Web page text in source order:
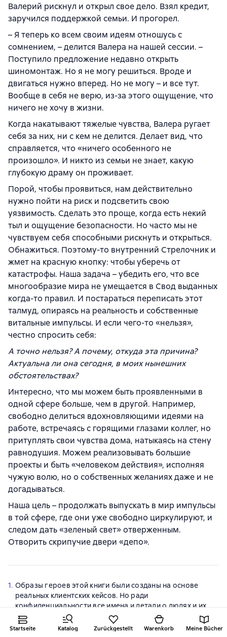
Startseite Katalog Zurückgestellt Warenkorb Meine Bücher
Валерий рискнул и открыл свое дело. Взял кредит,
заручился поддержкой семьи. И прогорел.
– Я теперь ко всем своим идеям отношусь с
сомнением, – делится Валера на нашей сессии. –
Поступило предложение недавно открыть
шиномонтаж. Но я не могу решиться. Вроде и
двигаться нужно вперед. Но не могу – и все тут.
Вообще в себя не верю, из-за этого ощущение, что
ничего не хочу в жизни.
Когда накатывают тяжелые чувства, Валера ругает
себя за них, ни с кем не делится. Делает вид, что
справляется, что «ничего особенного не
произошло». И никто из семьи не знает, какую
глубокую драму он проживает.
Порой, чтобы проявиться, нам действительно
нужно пойти на риск и подсветить свою
уязвимость. Сделать это проще, когда есть некий
тыл и ощущение безопасности. Но часто мы не
чувствуем себя способными рискнуть и открыться.
Обнажиться. Поэтому-то внутренний Стрелочник и
жмет на красную кнопку: чтобы уберечь от
катастрофы. Наша задача – убедить его, что все
многообразие мира не умещается в Свод выданных
когда-то правил. И постараться переписать этот
талмуд, опираясь на реальность и собственные
витальные импульсы. И если чего-то «нельзя»,
честно спросить себя:
А точно нельзя? А почему, откуда эта причина?
Актуальна ли она сегодня, в моих нынешних
обстоятельствах?
Интересно, что мы можем быть проявленными в
одной сфере больше, чем в другой. Например,
свободно делиться вдохновляющими идеями на
работе, встречаясь с горящими глазами коллег, но
притуплять свои чувства дома, натыкаясь на стену
равнодушия. Можем реализовывать большие
проекты и быть «человеком действия», исполняя
чужую волю, но о собственных желаниях даже и не
догадываться.
Наша цель – продолжать выпускать в мир импульсы
в той сфере, где они уже свободно циркулируют, и
следом дать «зеленый свет» отверженным.
Отворить скрипучие двери «депо».
1. Образы героев этой книги были созданы на основе
реальных клиентских кейсов. Но ради
конфиденциальности все имена и детали о людях и их
историях изменены. Любые совпадения будем считать
случайными.